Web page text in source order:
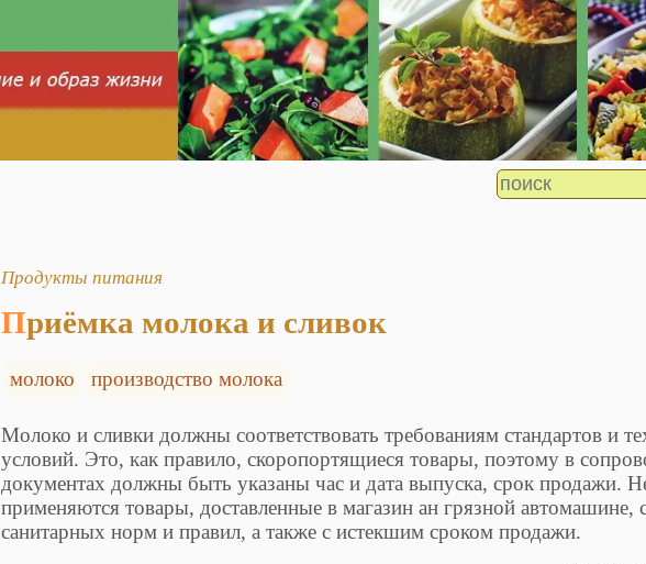
Продукты питания
Приёмка молока и сливок
молоко производство молока
Молоко и сливки должны соответствовать требованиям стандартов и
условий. Это, как правило, скоропортящиеся товары, поэтому в
документах должны быть указаны час и дата выпуска, срок продажи.
применяются товары, доставленные в магазин ан грязной автомашине,
санитарных норм и правил, а также с истекшим сроком продажи.